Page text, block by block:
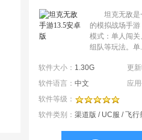
坦克无敌
的模拟战场手
模式：单人闯关
组队等玩法。单
软件大小： 1.30G 更新
软件语言： 中文 应用
软件等级：
软件类别： 渠道版 / UC服 / 飞行